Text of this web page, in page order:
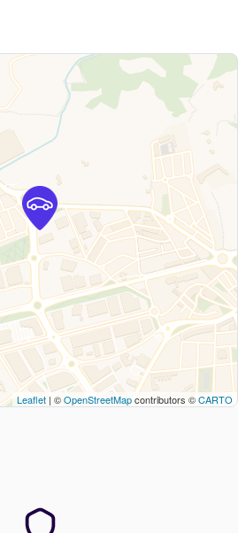
Leaflet | ©OpenStreetMapcontributors ©CARTO